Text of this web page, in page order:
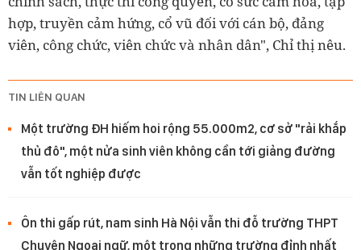
hợp, truyền cảm hứng, cổ vũ đối với cán bộ, đảng
viên, công chức, viên chức và nhân dân", Chỉ thị nêu.
TIN LIÊN QUAN
Một trường ĐH hiếm hoi rộng 55.000m2, cơ sở "rải khắp
thủ đô", một nửa sinh viên không cần tới giảng đường
vẫn tốt nghiệp được
Ôn thi gấp rút, nam sinh Hà Nội vẫn thi đỗ trường THPT
Chuyên Ngoại ngữ, một trong những trường đỉnh nhất